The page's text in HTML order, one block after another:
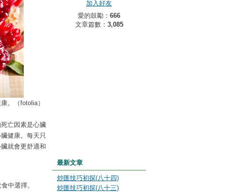
。（fotolia）
亡因素是心臟
健康。每天只
就會更舒適和
中選擇。
加入好友
愛的鼓勵： 666
文章篇數： 3,085
最新文章
炒匯技巧初探(八十四)
炒匯技巧初探(八十三)